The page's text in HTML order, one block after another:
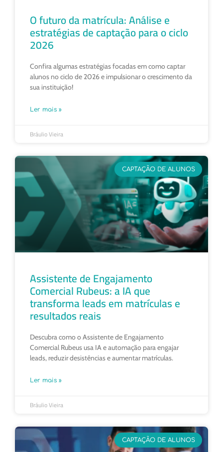
O futuro da matrícula: Análise e
estratégias de captação para o ciclo
2026
Confira algumas estratégias focadas em como captar
alunos no ciclo de 2026 e impulsionar o crescimento da
sua instituição!
Ler mais »
Bráulio Vieira
CAPTAÇÃO DE ALUNOS
Assistente de Engajamento
Comercial Rubeus: a IA que
transforma leads em matrículas e
resultados reais
Descubra como o Assistente de Engajamento
Comercial Rubeus usa IA e automação para engajar
leads, reduzir desistências e aumentar matrículas.
Ler mais »
Bráulio Vieira
CAPTAÇÃO DE ALUNOS